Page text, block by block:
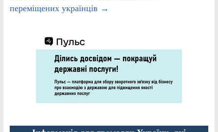
переміщених українців →